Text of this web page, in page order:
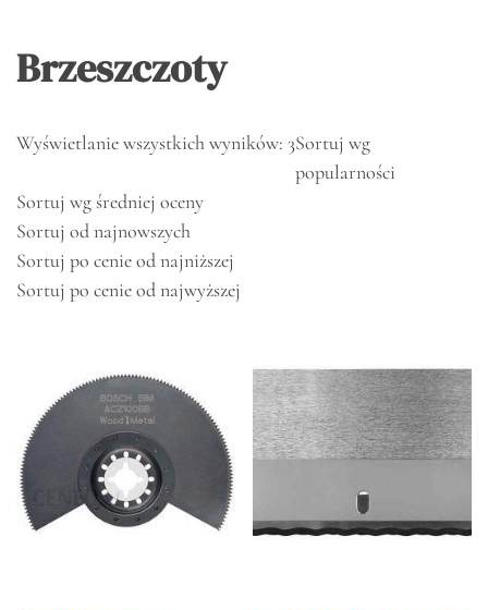
Brzeszczoty
Wyświetlanie wszystkich wyników: 3Sortuj wg
popularności
Sortuj wg średniej oceny
Sortuj od najnowszych
Sortuj po cenie od najniższej
Sortuj po cenie od najwyższej